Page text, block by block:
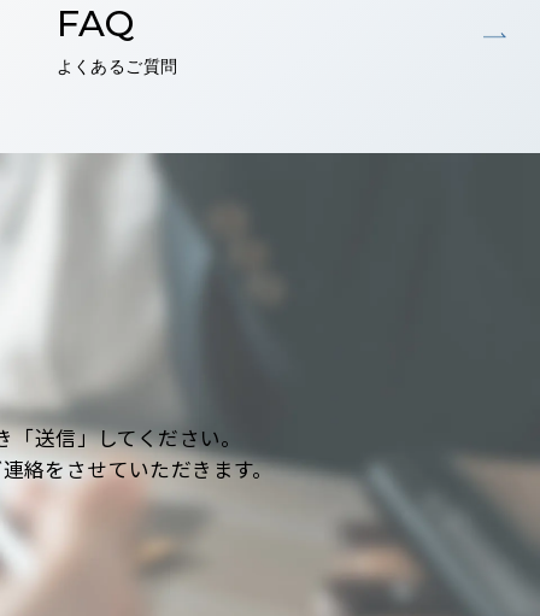
FAQ
よくあるご質問
送信」してください。
絡をさせていただきます。